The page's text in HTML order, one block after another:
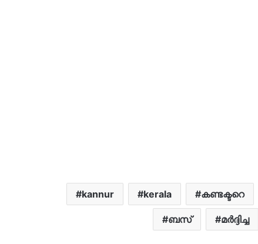
kannur kerala കണ്ടക്ടറെ
ബസ് മർദ്ദിച്ച